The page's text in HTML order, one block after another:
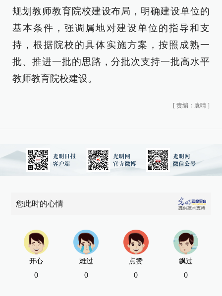
规划教师教育院校建设布局，明确建设单位的
基本条件，强调属地对建设单位的指导和支
持，根据院校的具体实施方案，按照成熟一
批、推进一批的思路，分批次支持一批高水平
教师教育院校建设。
[ 责编：袁晴 ]
您此时的心情
开心
0
难过
0
点赞
0
飘过
0